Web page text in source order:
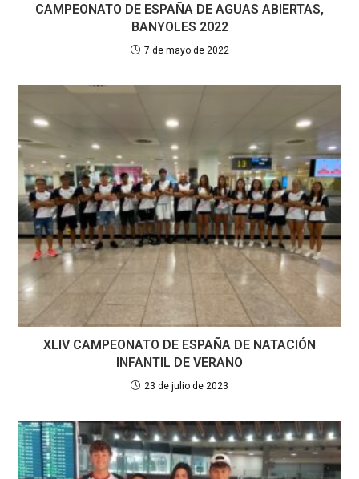
CAMPEONATO DE ESPAÑA DE AGUAS ABIERTAS,
BANYOLES 2022
7 de mayo de 2022
XLIV CAMPEONATO DE ESPAÑA DE NATACIÓN
INFANTIL DE VERANO
23 de julio de 2023